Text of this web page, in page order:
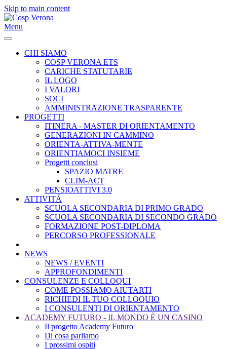
Skip to main content
Menu
CHI SIAMO
COSP VERONA ETS
CARICHE STATUTARIE
IL LOGO
I VALORI
SOCI
AMMINISTRAZIONE TRASPARENTE
PROGETTI
ITINERA - MASTER DI ORIENTAMENTO
GENERAZIONI IN CAMMINO
ORIENTA-ATTIVA-MENTE
ORIENTIAMOCI INSIEME
Progetti conclusi
SPAZIO MATRE
CLIM-ACT
PENSIOATTIVI 3.0
ATTIVITÁ
SCUOLA SECONDARIA DI PRIMO GRADO
SCUOLA SECONDARIA DI SECONDO GRADO
FORMAZIONE POST-DIPLOMA
PERCORSO PROFESSIONALE
NEWS
NEWS / EVENTI
APPROFONDIMENTI
CONSULENZE E COLLOQUI
COME POSSIAMO AIUTARTI
RICHIEDI IL TUO COLLOQUIO
I CONSULENTI DI ORIENTAMENTO
ACADEMY FUTURO - IL MONDO È UN CASINO
Il progetto Academy Futuro
Di cosa parliamo
I prossimi ospiti